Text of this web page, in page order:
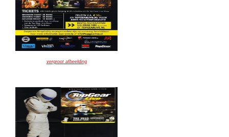
vergroot afbeelding